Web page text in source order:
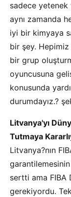
sadece yetenek
aynı zamanda
iyi bir kimyaya
bir şey.
bir grup
oyuncusuna
konusunda
durumdayız.?
Litvanya'yı
Tutmaya
Litvanya?nın
sertti ama FIBA
gerekiyordu.